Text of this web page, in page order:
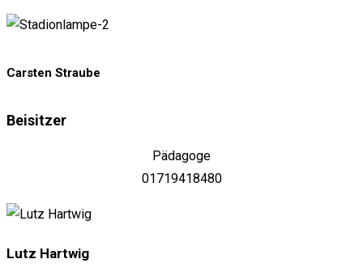
Carsten Straube
Beisitzer
Pädagoge
01719418480
Lutz Hartwig